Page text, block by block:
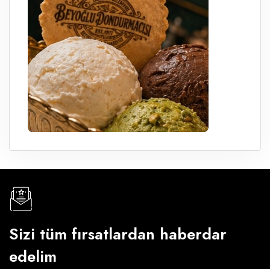
Sizi tüm fırsatlardan haberdar
edelim